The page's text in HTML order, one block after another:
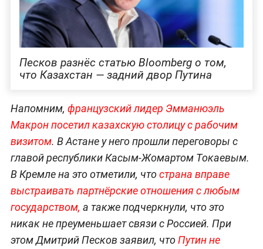
Песков разнёс статью Bloomberg о том,
что Казахстан — задний двор Путина
Напомним, французский лидер Эмманюэль
Макрон посетил казахскую столицу с рабочим
визитом. В Астане у него прошли переговоры с
главой республики Касым-Жомартом Токаевым.
В Кремле на это отметили, чтострана вправе
выстраивать партнёрские отношения слюбым
государством, а также подчеркнули, что это
никак не преуменьшает связи с Россией. При
этом Дмитрий Песков заявил, чтоПутин не